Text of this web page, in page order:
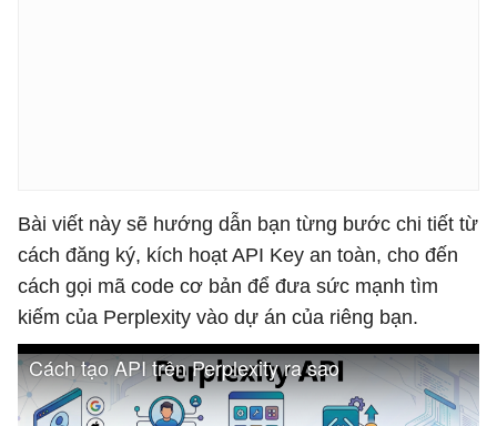
Bài viết này sẽ hướng dẫn bạn từng bước chi tiết từ
cách đăng ký, kích hoạt API Key an toàn, cho đến
cách gọi mã code cơ bản để đưa sức mạnh tìm
kiếm của Perplexity vào dự án của riêng bạn.